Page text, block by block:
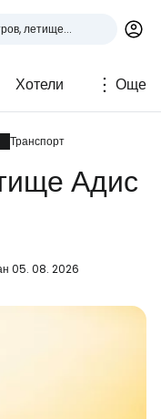
Хотели Още
Транспорт
Адис
05. 08. 2026